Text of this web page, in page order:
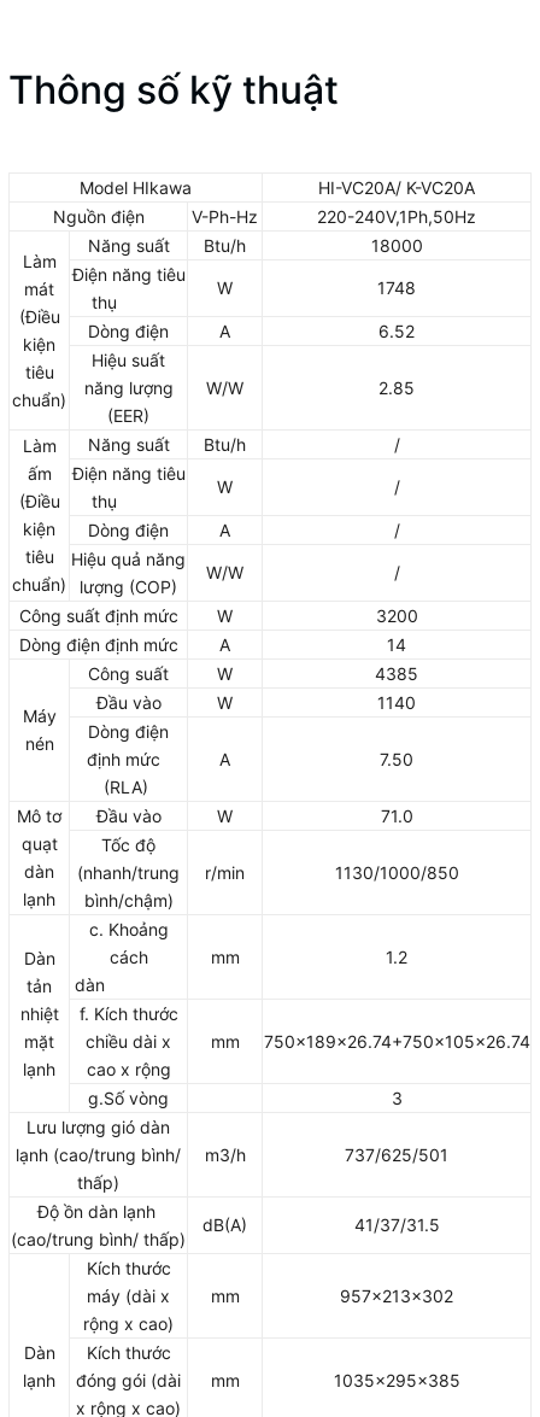
Thông số kỹ thuật
Model HIkawa
HI-VC20A/ K-VC20A
Nguồn điện
V-Ph-Hz 220-240V,1Ph,50Hz
Làm
mát
(Điều
kiện
tiêu
chuẩn)
Năng suất Btu/h
18000
Điện năng tiêu
thụ
W 1748
Dòng điện A
6.52
Hiệu suất
năng lượng
(EER)
W/W 2.85
Làm
ấm
(Điều
kiện
tiêu
chuẩn)
Năng suất Btu/h
/
Điện năng tiêu
thụ
W /
Dòng điện A
/
Hiệu quả năng
lượng (COP)
W/W /
Công suất định mức W
3200
Dòng điện định mức
A 14
Máy
nén
Công suất W
4385
Đầu vào
W
1140
Dòng điện
định mức
(RLA)
A 7.50
Mô tơ
quạt
dàn
lạnh
Đầu vào W
71.0
Tốc độ
(nhanh/trung
bình/chậm)
r/min 1130/1000/850
Dàn
tản
nhiệt
mặt
lạnh
c. Khoảng
cách
dàn
mm 1.2
f. Kích thước
chiều dài x
cao x rộng
mm 750x189x26.74+750x105x26.74
g.Số vòng
3
Lưu lượng gió dàn
lạnh (cao/trung bình/
thấp)
m3/h 737/625/501
Độ ồn dàn lạnh
(cao/trung bình/ thấp)
dB(A) 41/37/31.5
Dàn
lạnh
Kích thước
máy (dài x
rộng x cao)
mm 957x213x302
Kích thước
đóng gói (dài
x rộng x cao)
mm 1035x295x385